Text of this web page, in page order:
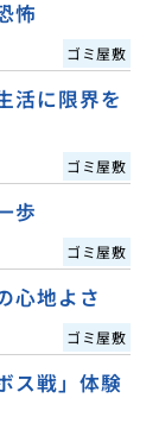
怖
ゴミ屋敷
活に限界を
ゴミ屋敷
歩
ゴミ屋敷
心地よさ
ゴミ屋敷
ス戦」体験